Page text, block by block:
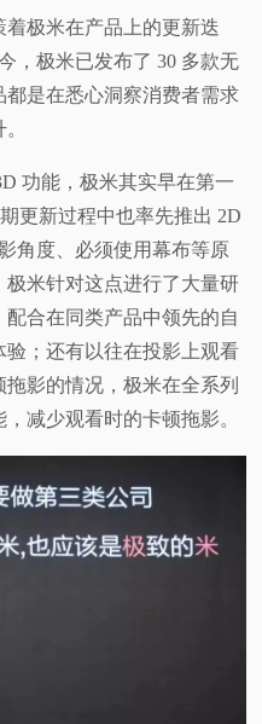
极米在产品上的更新迭
，极米已发布了 30 多款无
是在悉心洞察消费者需求
功能，极米其实早在第一
更新过程中也率先推出 2D
角度、必须使用幕布等原
米针对这点进行了大量研
合在同类产品中领先的自
；还有以往在投影上观看
影的情况，极米在全系列
减少观看时的卡顿拖影。